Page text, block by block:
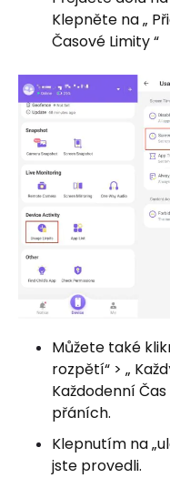
Klepněte na „
Časové Limity “
Můžete také
rozpětí“ > „
Každodenní
přáních.
Klepnutím na
jste provedli.